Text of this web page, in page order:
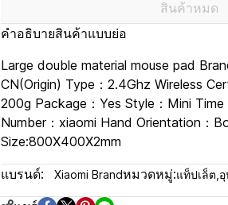
สินค้าหมด
คำอธิบายสินค้าแบบย่อ
Large double material mouse pad
CN(Origin) Type：2.4Ghz Wireless
200g Package：Yes Style：Mini
Number：xiaomi Hand Orientation：
Size:800X400X2mm
แบรนด์: Xiaomi Brandหมวดหมู่:แท็ปเล็ต